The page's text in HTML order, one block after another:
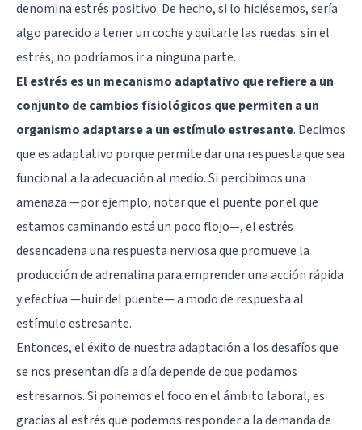
denomina estrés positivo. De hecho, si lo hiciésemos, sería
algo parecido a tener un coche y quitarle las ruedas: sin el
estrés, no podríamos ir a ninguna parte.
El estrés es un mecanismo adaptativo que refiere a un
conjunto de cambios fisiológicos que permiten a un
organismo adaptarse a un estímulo estresante. Decimos
que es adaptativo porque permite dar una respuesta que sea
funcional a la adecuación al medio. Si percibimos una
amenaza —por ejemplo, notar que el puente por el que
estamos caminando está un poco flojo—, el estrés
desencadena una respuesta nerviosa que promueve la
producción de adrenalina para emprender una acción rápida
y efectiva —huir del puente— a modo de respuesta al
estímulo estresante.
Entonces, el éxito de nuestra adaptación a los desafíos que
se nos presentan día a día depende de que podamos
estresarnos. Si ponemos el foco en el ámbito laboral, es
gracias al estrés que podemos responder a la demanda de